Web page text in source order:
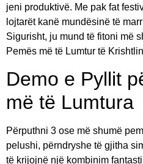
jeni produktivë. Me pak fat
lojtarët kanë mundësinë të
Sigurisht, ju mund të fitoni më
Pemës më të Lumtur të
Demo e Pyllit
më të Lumtura
Përputhni 3 ose më shumë
pelushi, përndryshe të gjitha
të krijojnë një kombinim